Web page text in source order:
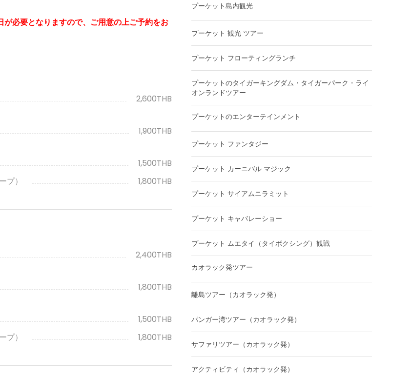
プーケット島内観光
プーケット 観光 ツアー
プーケット フローティングランチ
プーケットのタイガーキングダム・タイガーパーク・ライ
オンランドツアー
プーケットのエンターテインメント
プーケット ファンタジー
プーケット カーニバル マジック
プーケット サイアムニラミット
プーケット キャバレーショー
プーケット ムエタイ（タイボクシング）観戦
カオラック発ツアー
離島ツアー（カオラック発）
パンガー湾ツアー（カオラック発）
サファリツアー（カオラック発）
アクティビティ（カオラック発）
必要となりますので、ご用意の上ご予約をお
2,600THB
1,900THB
1,500THB
プ）
1,800THB
2,400THB
1,800THB
1,500THB
プ）
1,800THB